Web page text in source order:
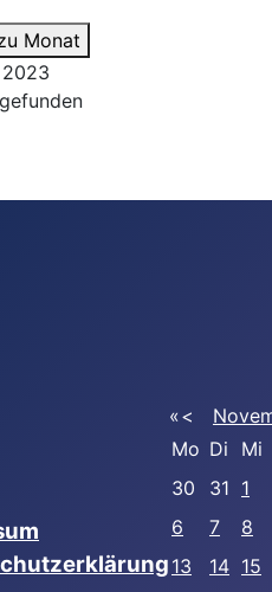
Monat
«<
Mo Di
Mi
30
31 1
6
7
8
13
14 15